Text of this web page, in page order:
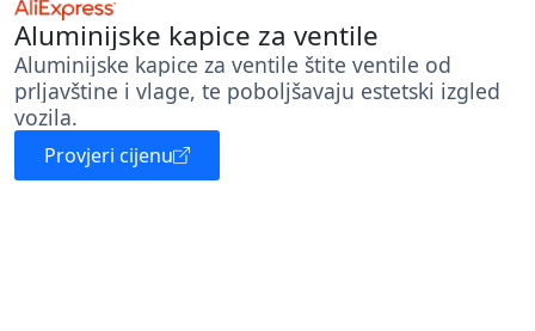
Aluminijske kapice za ventile
Aluminijske kapice za ventile štite ventile od
prljavštine i vlage, te poboljšavaju estetski izgled
vozila.
Provjeri cijenu